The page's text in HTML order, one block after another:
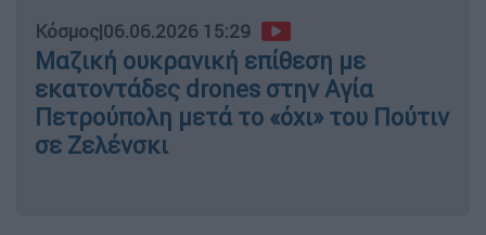
Κόσμος|06.06.2026 15:29
Μαζική ουκρανική επίθεση με
εκατοντάδες drones στην Αγία
Πετρούπολη μετά το «όχι» του Πούτιν
σε Ζελένσκι